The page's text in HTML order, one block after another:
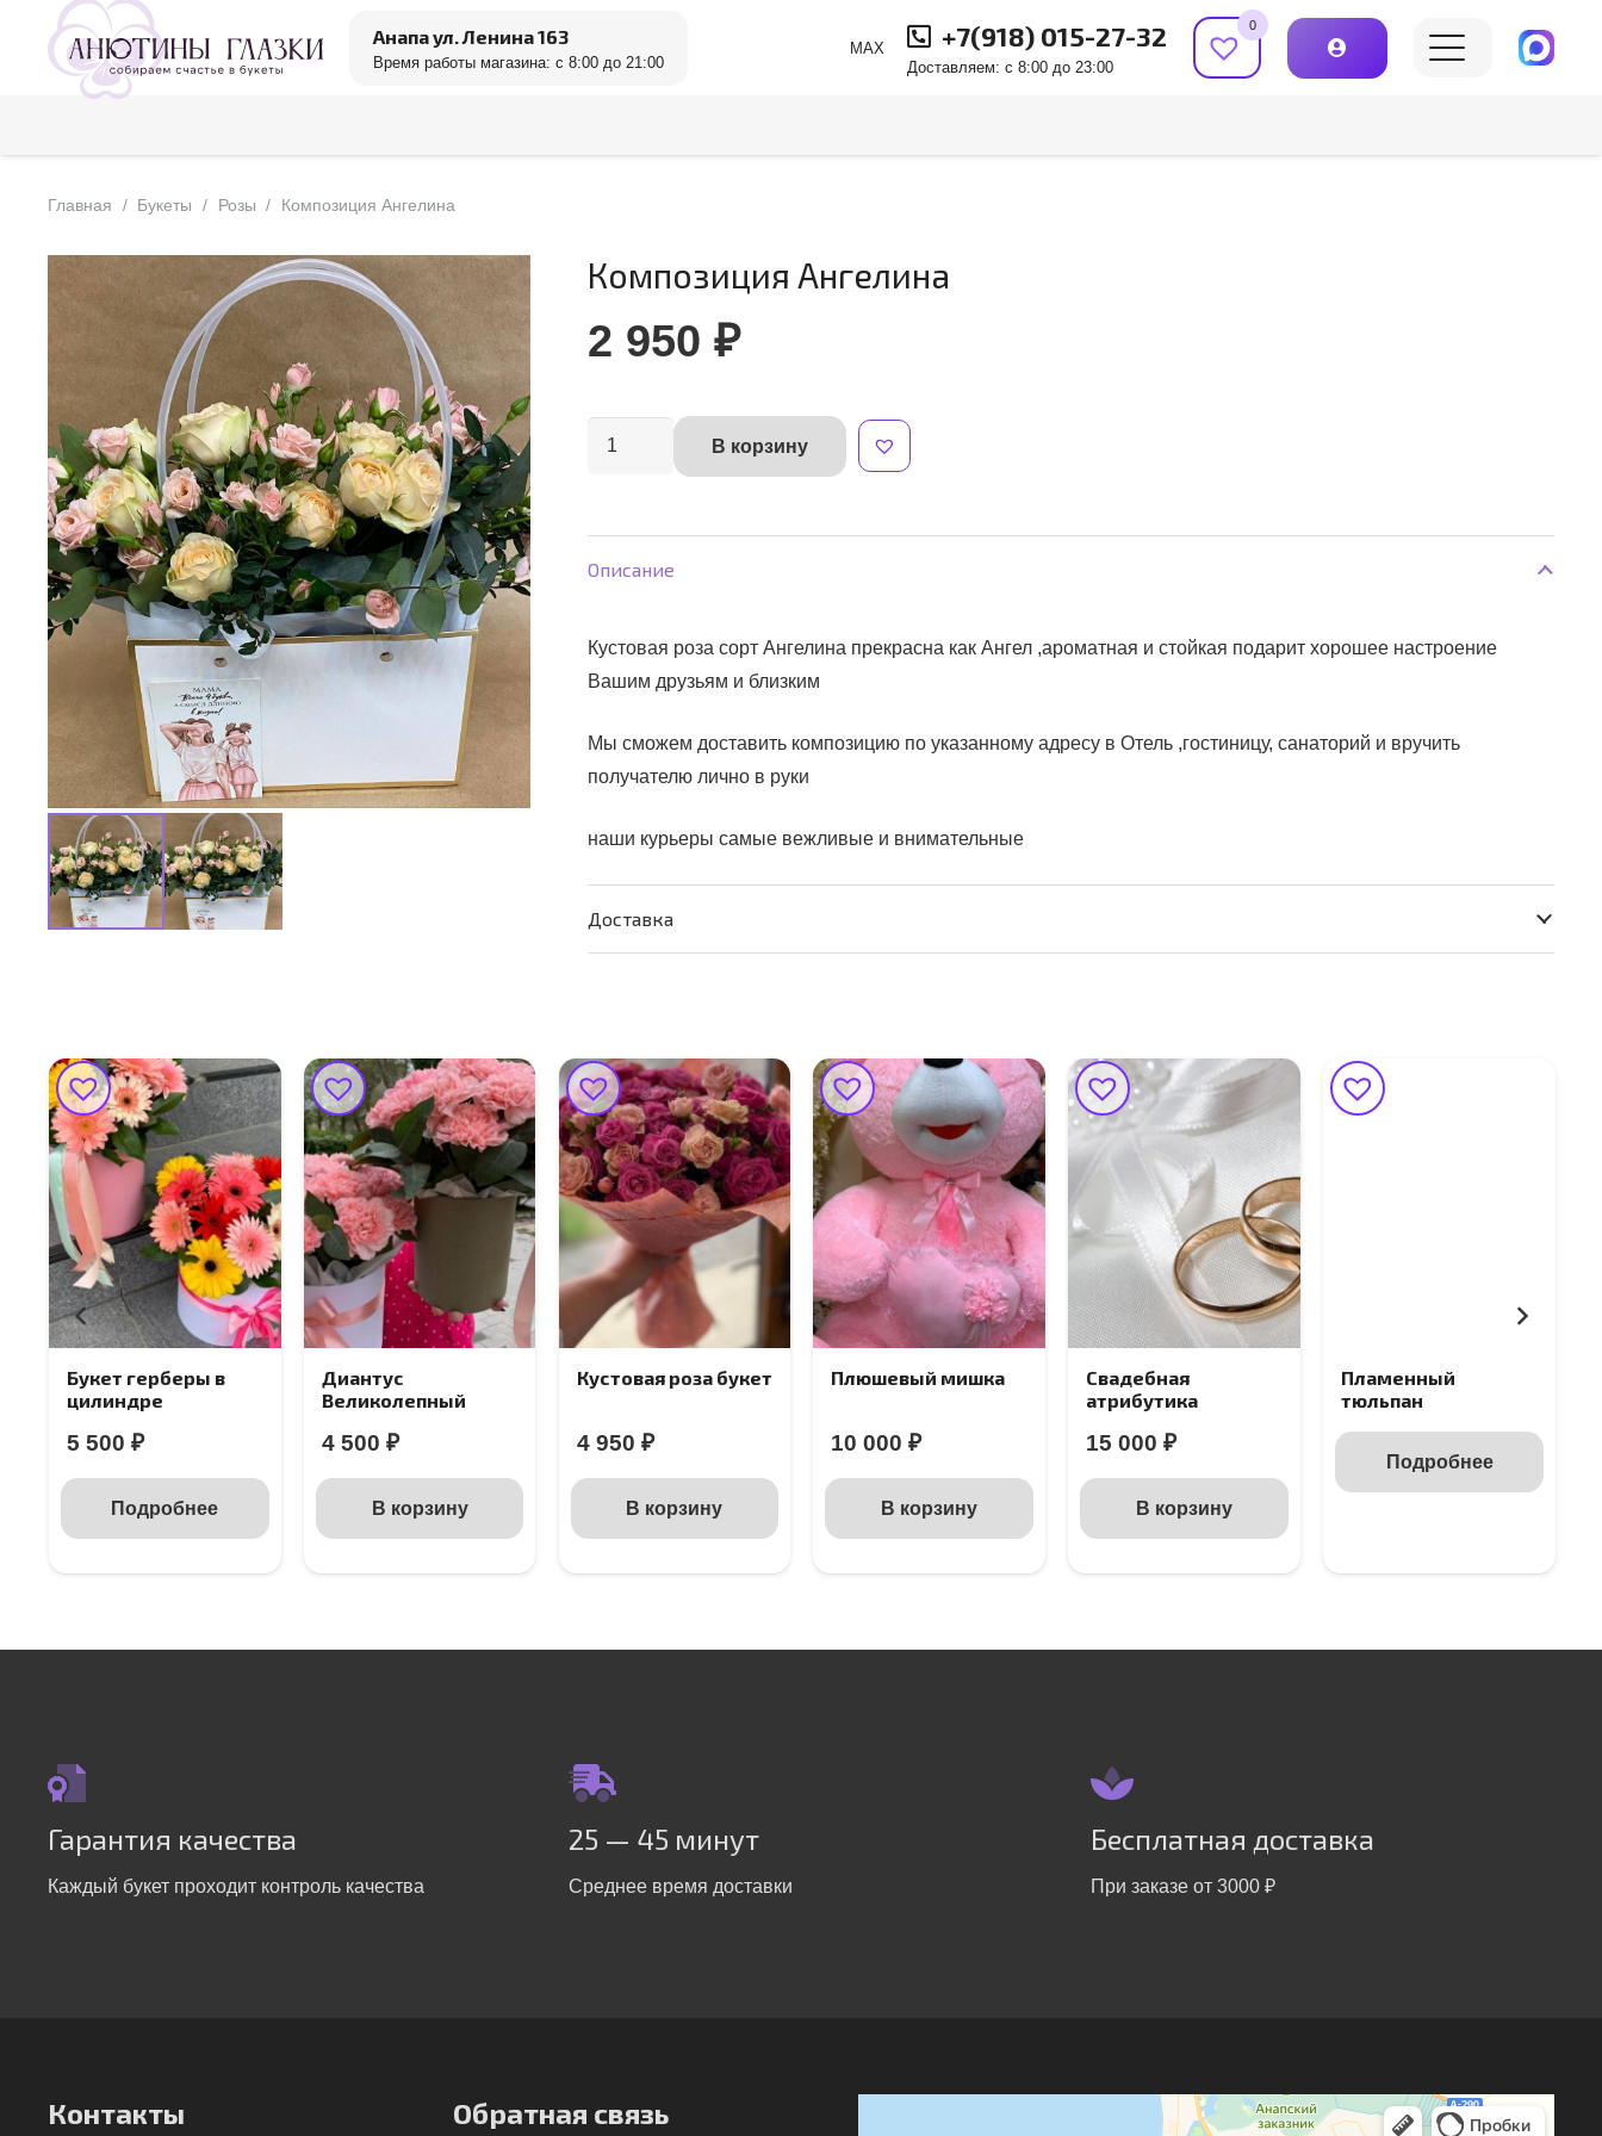
Анапа ул. Ленина 163
Время работы магазина: с 8:00 до 21:00
MAX +7(918) 015-27-32
Доставляем: с 8:00 до 23:00
0
Главная / Букеты / Розы / Композиция Ангелина
Композиция Ангелина
2 950₽
Количество
Ангелина
В корзину
Alternative:
Описание
Кустовая роза сорт Ангелина прекрасна как Ангел ,ароматная и стойкая подарит хорошее настроение
Вашим друзьям и близким
Мы сможем доставить композицию по указанному адресу в Отель ,гостиницу, санаторий и вручить
получателю лично в руки
наши курьеры самые вежливые и внимательные
Доставка
Букет герберы в
цилиндре
5 500 ₽
Подробнее
Диантус
Великолепный
4 500 ₽
В корзину
Кустовая роза букет
4 950 ₽
В корзину
Плюшевый мишка
10 000₽
В корзину
Свадебная
атрибутика
15 000₽
В корзину
Пламенный
тюльпан
Подробнее
Гарантия качества
Каждый букет проходит контроль качества
25 — 45 минут
Среднее время доставки
Бесплатная доставка
При заказе от 3000 ₽
Контакты Обратная связь